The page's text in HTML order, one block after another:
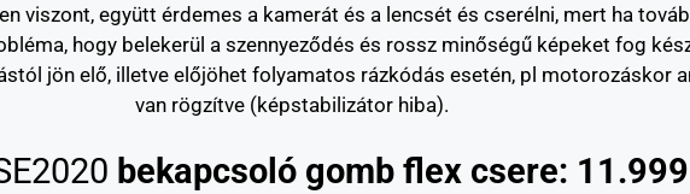
viszont, együtt érdemes a kamerát és a lencsét és cserélni, mert ha
hogy belekerül a szennyeződés és rossz minőségű képeket fog
jön elő, illetve előjöhet folyamatos rázkódás esetén, pl motorozáskor
van rögzítve (képstabilizátor hiba).
bekapcsoló gomb flex csere: